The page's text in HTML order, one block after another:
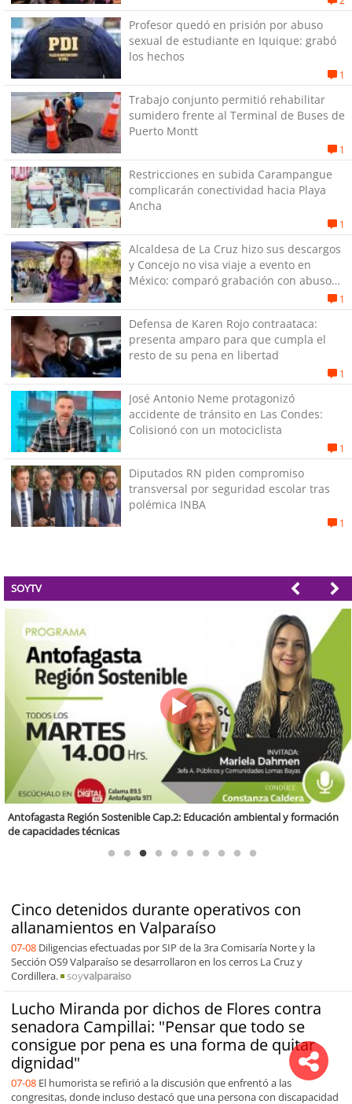
Profesor quedó en prisión por abuso
sexual de estudiante en Iquique: grabó
los hechos
1
Trabajo conjunto permitió rehabilitar
sumidero frente al Terminal de Buses de
Puerto Montt
1
Restricciones en subida Carampangue
complicarán conectividad hacia Playa
Ancha
1
Alcaldesa de La Cruz hizo sus descargos
y Concejo no visa viaje a evento en
México: comparó grabación con abuso
1
Defensa de Karen Rojo contraataca:
presenta amparo para que cumpla el
resto de su pena en libertad
1
José Antonio Neme protagonizó
accidente de tránsito en Las Condes:
Colisionó con un motociclista
1
Diputados RN piden compromiso
transversal por seguridad escolar tras
polémica INBA
1
SOYTV
Valparaíso Región Sostenible Cap. 83: Calidad, ética y sostenibilidad
Cinco detenidos durante operativos con
allanamientos en Valparaíso
07-08 Diligencias efectuadas por SIP de la 3ra Comisaría Norte y la
Sección OS9 Valparaíso se desarrollaron en los cerros La Cruz y
Cordillera.
soyvalparaiso
Lucho Miranda por dichos de Flores contra
senadora Campillai: "Pensar que todo se
consigue por pena es una forma de quitar
dignidad"
07-08 El humorista se refirió a la discusión que enfrentó a las
congresitas, donde incluso destacó que una persona con discapacidad